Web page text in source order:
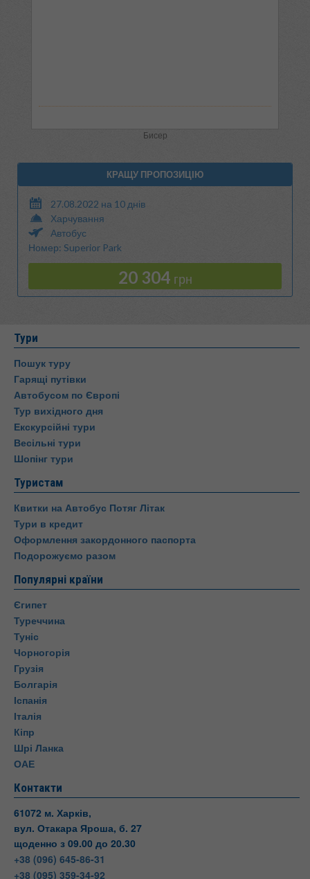
Бисер
КРАЩУ ПРОПОЗИЦІЮ
27.08.2022 на 10 днів
Харчування
Автобус
Номер: Superior Park
20 304 грн
Тури
Пошук туру
Гарящі путівки
Автобусом по Європі
Тур вихідного дня
Екскурсійні тури
Весільні тури
Шопінг тури
Туристам
Квитки на Автобус Потяг Літак
Тури в кредит
Оформлення закордонного паспорта
Подорожуємо разом
Популярні країни
Єгипет
Туреччина
Туніс
Чорногорія
Грузія
Болгарія
Іспанія
Італія
Кіпр
Шрі Ланка
ОАЕ
Контакти
61072 м. Харків,
вул. Отакара Яроша, б. 27
щоденно з 09.00 до 20.30
+38 (096) 645-86-31
+38 (095) 359-34-92